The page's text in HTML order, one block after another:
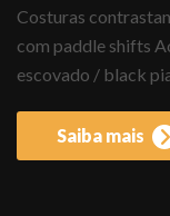
Costuras
com paddle shifts
escovado / black
Saiba mais